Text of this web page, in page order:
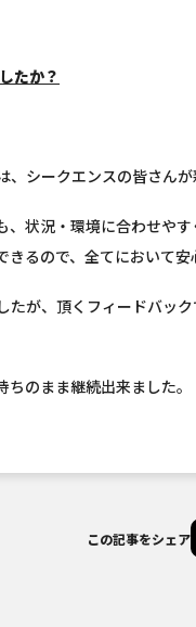
たか？
、シークエンスの皆さんが
、状況・環境に合わせや
るので、全てにおいて安
たが、頂くフィードバッ
のまま継続出来ました。
この記事をシェア